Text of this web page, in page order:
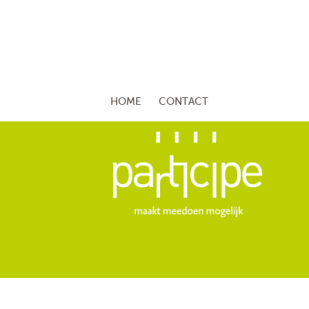
HOME CONTACT